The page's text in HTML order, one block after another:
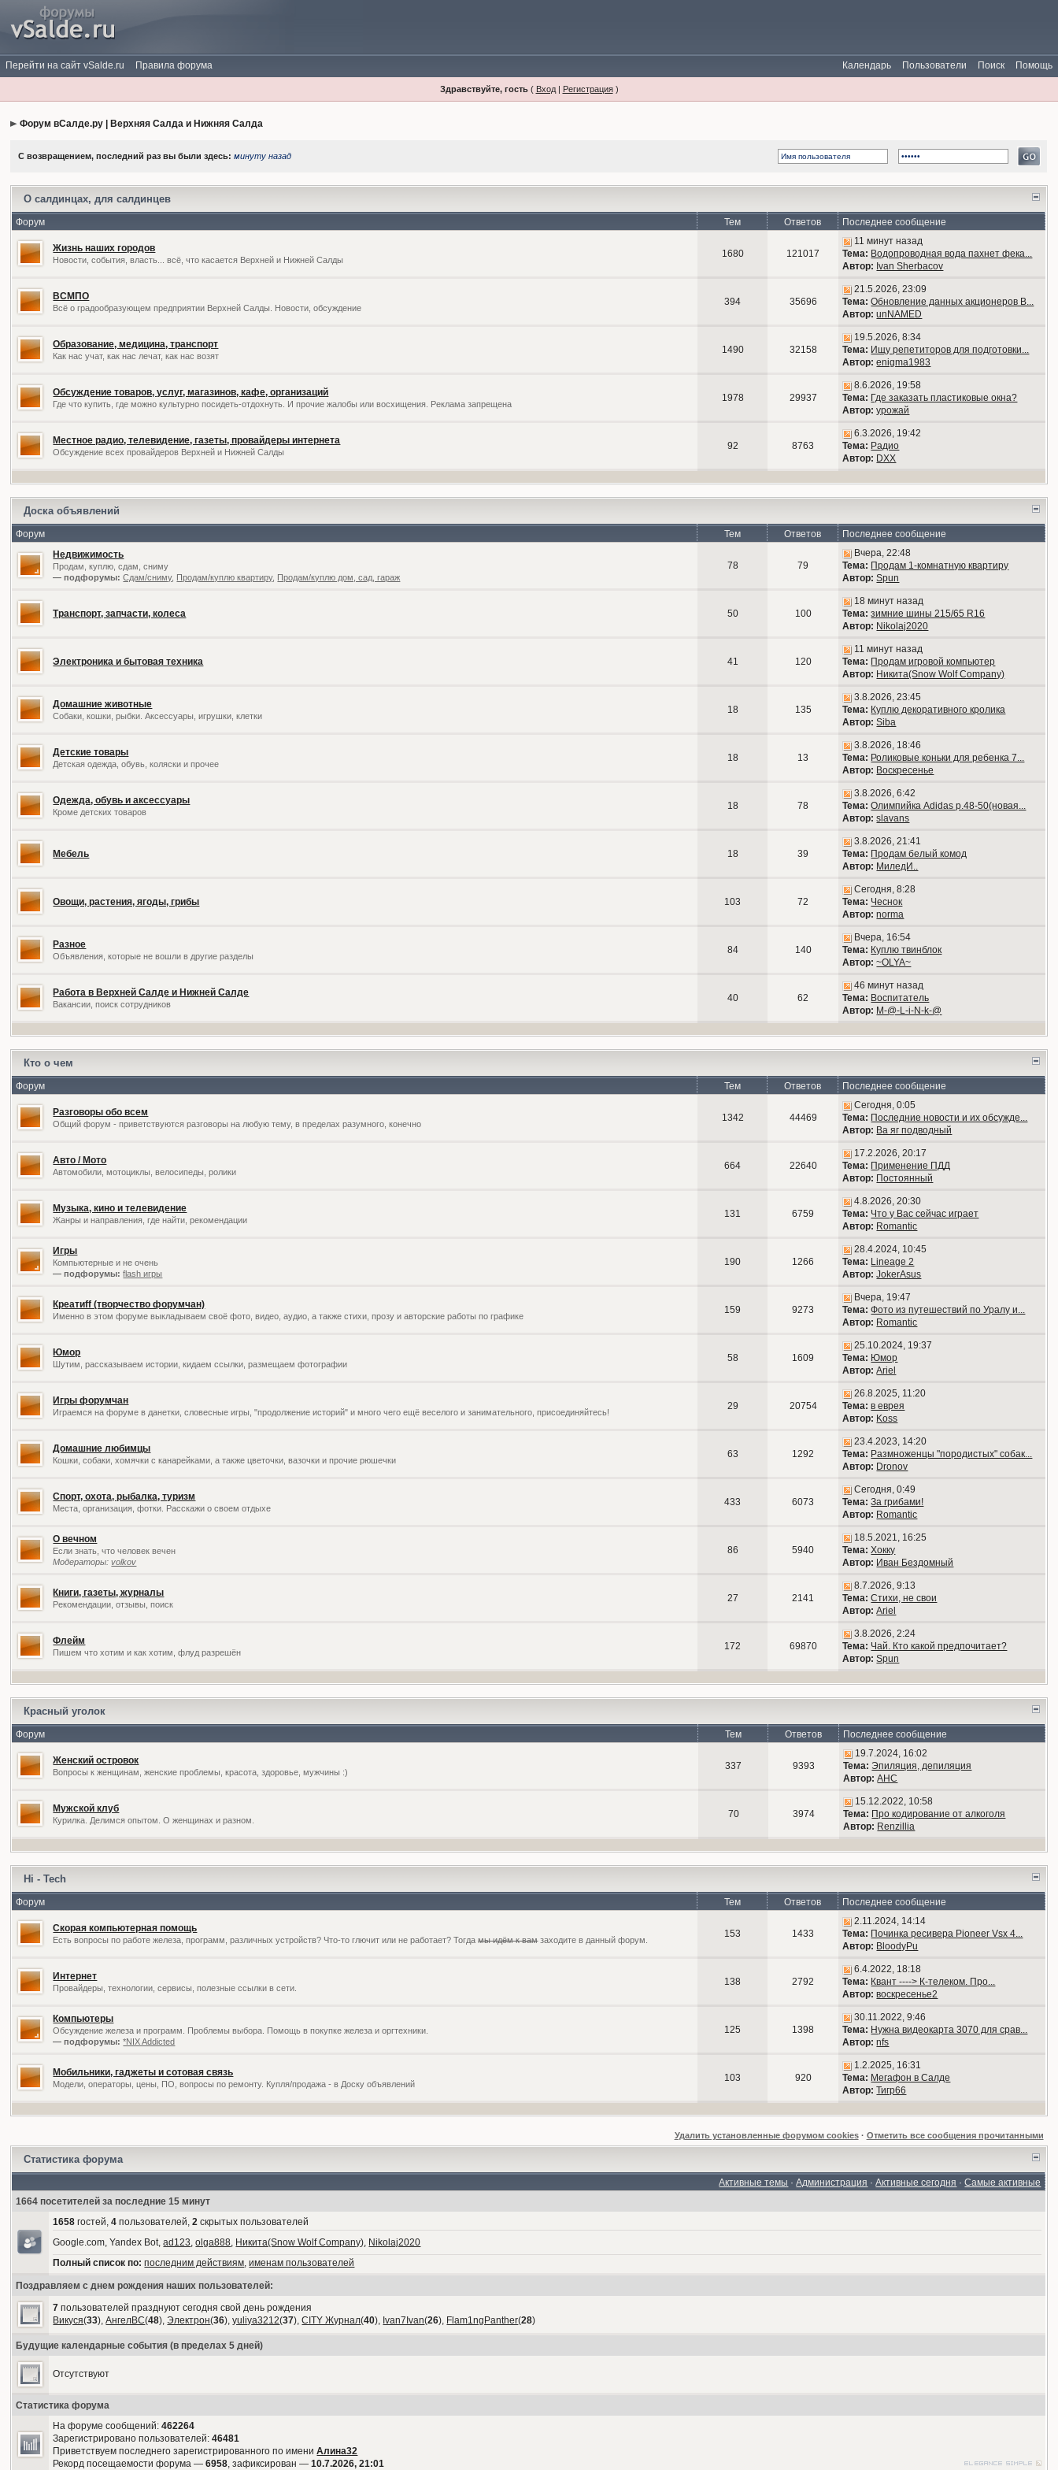
Перейти на сайт vSalde.ru Правила форума Помощь
Поиск
Пользователи
Календарь
Здравствуйте, гость( Вход| Регистрация)
Форум вСалде.ру | Верхняя Салда и Нижняя Салда
С возвращением, последний раз вы были здесь:минуту назад
О салдинцах, для салдинцев
Форум Тем Ответов Последнее сообщение
Жизнь наших городов
Новости, события, власть... всё, что касается Верхней и Нижней Салды
1680 121017
11 минут назад
Тема: Водопроводная вода пахнет фека...
Автор: Ivan Sherbacov
ВСМПО
Всё о градообразующем предприятии Верхней Салды. Новости, обсуждение
394 35696
21.5.2026, 23:09
Тема: Обновление данных акционеров В...
Автор: unNAMED
Образование, медицина, транспорт
Как нас учат, как нас лечат, как нас возят
1490 32158
19.5.2026, 8:34
Тема: Ищу репетиторов для подготовки...
Автор: enigma1983
Обсуждение товаров, услуг, магазинов, кафе, организаций
Где что купить, где можно культурно посидеть-отдохнуть. И прочие жалобы или восхищения. Реклама запрещена
1978 29937
8.6.2026, 19:58
Тема: Где заказать пластиковые окна?
Автор: урожай
Местное радио, телевидение, газеты, провайдеры интернета
Обсуждение всех провайдеров Верхней и Нижней Салды
92 8763
6.3.2026, 19:42
Тема: Радио
Автор: DXX
Доска объявлений
Форум Тем Ответов
Последнее сообщение
Недвижимость
Продам, куплю, сдам, сниму
— подфорумы: Сдам/сниму, Продам/куплю квартиру, Продам/куплю дом, сад, гараж
78 79
Вчера, 22:48
Тема: Продам 1-комнатную квартиру
Автор: Spun
Транспорт, запчасти, колеса 50 100
18 минут назад
Тема: зимние шины 215/65 R16
Автор: Nikolaj2020
Электроника и бытовая техника 41 120
11 минут назад
Тема: Продам игровой компьютер
Автор: Никита(Snow Wolf Company)
Домашние животные
Собаки, кошки, рыбки. Аксессуары, игрушки, клетки
18 135
3.8.2026, 23:45
Тема: Куплю декоративного кролика
Автор: Siba
Детские товары
Детская одежда, обувь, коляски и прочее
18 13
3.8.2026, 18:46
Тема: Роликовые коньки для ребенка 7...
Автор: Воскресенье
Одежда, обувь и аксессуары
Кроме детских товаров
18 78
3.8.2026, 6:42
Тема: Олимпийка Adidas р.48-50(новая...
Автор: slavans
Мебель 18 39
3.8.2026, 21:41
Тема: Продам белый комод
Автор: МиледИ..
Овощи, растения, ягоды, грибы 103 72
Сегодня, 8:28
Тема: Чеснок
Автор: norma
Разное
Объявления, которые не вошли в другие разделы
84 140
Вчера, 16:54
Тема: Куплю твинблок
Автор: ~OLYA~
Работа в Верхней Салде и Нижней Салде
Вакансии, поиск сотрудников
40 62
46 минут назад
Тема: Воспитатель
Автор: M-@-L-i-N-k-@
Кто о чем
Форум Тем Ответов Последнее сообщение
Разговоры обо всем
Общий форум - приветствуются разговоры на любую тему, в пределах разумного, конечно
1342 44469
Сегодня, 0:05
Тема: Последние новости и их обсужде...
Автор: Ва яг подводный
Авто / Мото
Автомобили, мотоциклы, велосипеды, ролики
664 22640
17.2.2026, 20:17
Тема: Применение ПДД
Автор: Постоянный
Музыка, кино и телевидение
Жанры и направления, где найти, рекомендации
131 6759
4.8.2026, 20:30
Тема: Что у Вас сейчас играет
Автор: Romantic
Игры
Компьютерные и не очень
— подфорумы: flash игры
190 1266
28.4.2024, 10:45
Тема: Lineage 2
Автор: JokerAsus
Креатиff (творчество форумчан)
Именно в этом форуме выкладываем своё фото, видео, аудио, а также стихи, прозу и авторские работы по графике
159 9273
Вчера, 19:47
Тема: Фото из путешествий по Уралу и...
Автор: Romantic
Юмор
Шутим, рассказываем истории, кидаем ссылки, размещаем фотографии
58 1609
25.10.2024, 19:37
Тема: Юмор
Автор: Ariel
Игры форумчан
Играемся на форуме в данетки, словесные игры, "продолжение историй" и много чего ещё веселого и занимательного, присоединяйтесь!
29 20754
26.8.2025, 11:20
Тема: в еврея
Автор: Koss
Домашние любимцы
Кошки, собаки, хомячки с канарейками, а также цветочки, вазочки и прочие рюшечки
63 1292
23.4.2023, 14:20
Тема: Размноженцы "породистых" собак...
Автор: Dronov
Спорт, охота, рыбалка, туризм
Места, организация, фотки. Расскажи о своем отдыхе
433 6073
Сегодня, 0:49
Тема: За грибами!
Автор: Romantic
О вечном
Если знать, что человек вечен
Модераторы:volkov
86 5940
18.5.2021, 16:25
Тема: Хокку
Автор: Иван Бездомный
Книги, газеты, журналы
Рекомендации, отзывы, поиск
27 2141
8.7.2026, 9:13
Тема: Стихи, не свои
Автор: Ariel
Флейм
Пишем что хотим и как хотим, флуд разрешён
172 69870
3.8.2026, 2:24
Тема: Чай. Кто какой предпочитает?
Автор: Spun
Красный уголок
Форум Тем Ответов Последнее сообщение
Женский островок
Вопросы к женщинам, женские проблемы, красота, здоровье, мужчины :)
337 9393
19.7.2024, 16:02
Тема: Эпиляция, депиляция
Автор: АНС
Мужской клуб
Курилка. Делимся опытом. О женщинах и разном.
70 3974
15.12.2022, 10:58
Тема: Про кодирование от алкоголя
Автор: Renzillia
Hi - Tech
Форум Тем Ответов Последнее сообщение
Скорая компьютерная помощь
Есть вопросы по работе железа, программ, различных устройств? Что-то глючит или не работает? Тогдамы идём к вамзаходите в данный форум.
153 1433
2.11.2024, 14:14
Тема: Починка ресивера Pioneer Vsx 4...
Автор: BloodyPu
Интернет
Провайдеры, технологии, сервисы, полезные ссылки в сети.
138 2792
6.4.2022, 18:18
Тема: Квант ----> К-телеком. Про...
Автор: воскресенье2
Компьютеры
Обсуждение железа и программ. Проблемы выбора. Помощь в покупке железа и оргтехники.
— подфорумы: *NIX Addicted
125 1398
30.11.2022, 9:46
Тема: Нужна видеокарта 3070 для срав...
Автор: nfs
Мобильники, гаджеты и сотовая связь
Модели, операторы, цены, ПО, вопросы по ремонту. Купля/продажа - в Доску объявлений
103 920
1.2.2025, 16:31
Тема: Мегафон в Салде
Автор: Тигр66
Удалить установленные форумом cookies· Отметить все сообщения прочитанными
Статистика форума
Активные темы ·Администрация ·Активные сегодня ·Самые активные
1664 посетителей за последние 15 минут
1658 гостей,4 пользователей,2 скрытых пользователей
Google.com, Yandex Bot,ad123,olga888, Никита(Snow Wolf Company), Nikolaj2020
Полный список по: последним действиям,именам пользователей
Поздравляем с днем рождения наших пользователей:
7 пользователей празднуют сегодня свой день рождения
Викуся(33),АнгелВС(48),Электрон(36),yuliya3212(37),CITY Журнал(40), Ivan7Ivan(26), Flam1ngPanther(28)
Будущие календарные события (в пределах 5 дней)
Отсутствуют
Статистика форума
На форуме сообщений:462264
Зарегистрировано пользователей:46481
Приветствуем последнего зарегистрированного по имениАлина32
Рекорд посещаемости форума —6958, зафиксирован —10.7.2026, 21:01